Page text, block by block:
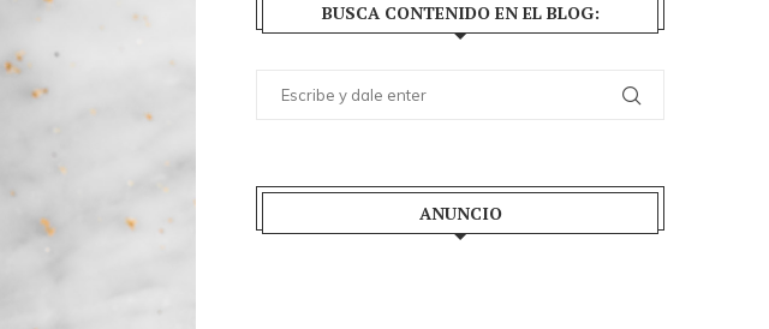
BUSCA CONTENIDO EN EL BLOG:
ANUNCIO